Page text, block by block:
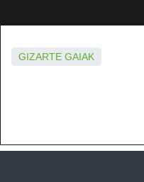
GIZARTE GAIAK